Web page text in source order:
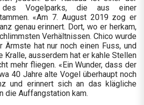
des Vogelparks, die aus einer
«Am 7. August 2019 zog er
genau erinnert. Dort, wo er herkam,
Verhältnissen. Chico wurde
Ärmste hat nur noch einen Fuss, und
Kralle, ausserdem hat er kahle Stellen
mehr fliegen. «Ein Wunder, dass der
40 Jahre alte Vogel überhaupt noch
und erinnert sich an das klägliche
die Auffangstation kam.